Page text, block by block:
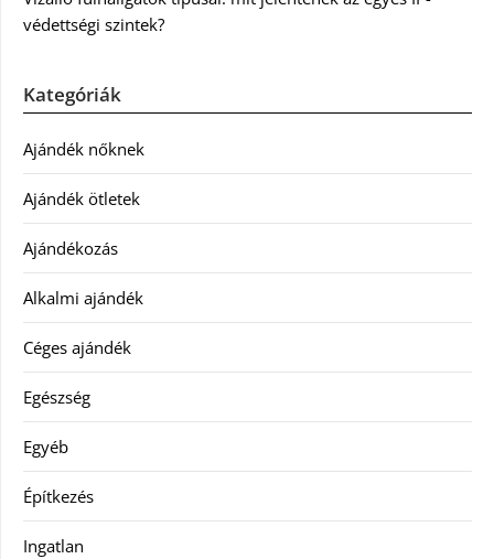
védettségi szintek?
Kategóriák
Ajándék nőknek
Ajándék ötletek
Ajándékozás
Alkalmi ajándék
Céges ajándék
Egészség
Egyéb
Építkezés
Ingatlan